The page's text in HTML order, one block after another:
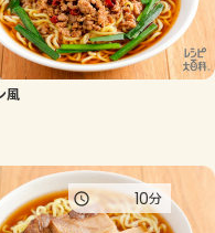
合わせ
風
10分